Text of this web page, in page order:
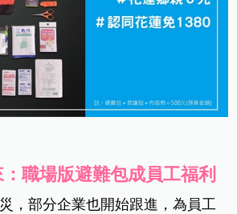
職場版避難包成員工福利
，部分企業也開始跟進，為員工